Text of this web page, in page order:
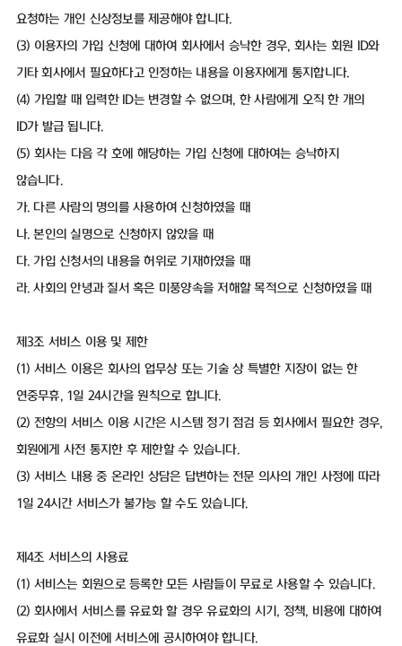
요청하는 개인 신상정보를 제공해야 합니다.
(3) 이용자의 가입 신청에 대하여 회사에서 승낙한 경우, 회사는 회원 ID와
기타 회사에서 필요하다고 인정하는 내용을 이용자에게 통지합니다.
(4) 가입할 때 입력한 ID는 변경할 수 없으며, 한 사람에게 오직 한 개의
ID가 발급 됩니다.
(5) 회사는 다음 각 호에 해당하는 가입 신청에 대하여는 승낙하지
않습니다.
가. 다른 사람의 명의를 사용하여 신청하였을 때
나. 본인의 실명으로 신청하지 않았을 때
다. 가입 신청서의 내용을 허위로 기재하였을 때
라. 사회의 안녕과 질서 혹은 미풍양속을 저해할 목적으로 신청하였을 때
제3조 서비스 이용 및 제한
(1) 서비스 이용은 회사의 업무상 또는 기술 상 특별한 지장이 없는 한
연중무휴, 1일 24시간을 원칙으로 합니다.
(2) 전항의 서비스 이용 시간은 시스템 정기 점검 등 회사에서 필요한 경우,
회원에게 사전 통지한 후 제한할 수 있습니다.
(3) 서비스 내용 중 온라인 상담은 답변하는 전문 의사의 개인 사정에 따라
1일 24시간 서비스가 불가능 할 수도 있습니다.
제4조 서비스의 사용료
(1) 서비스는 회원으로 등록한 모든 사람들이 무료로 사용할 수 있습니다.
(2) 회사에서 서비스를 유료화 할 경우 유료화의 시기, 정책, 비용에 대하여
유료화 실시 이전에 서비스에 공시하여야 합니다.